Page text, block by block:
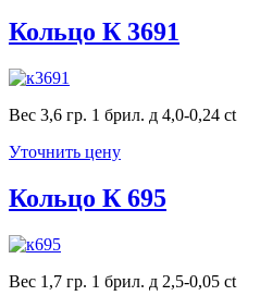
Кольцо К 3691
Вес 3,6 гр. 1 брил. д 4,0-0,24 ct
Уточнить цену
Кольцо К 695
Вес 1,7 гр. 1 брил. д 2,5-0,05 ct